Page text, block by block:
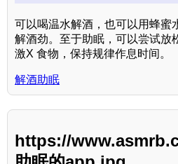
可以喝温水解酒，也可以用蜂蜜
解酒劲。至于助眠，可以尝试放
激X 食物，保持规律作息时间。
解酒助眠
https://